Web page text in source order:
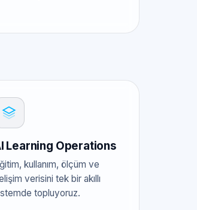
Learning Operations
kullanım, ölçüm ve
verisini tek bir akıllı
topluyoruz.